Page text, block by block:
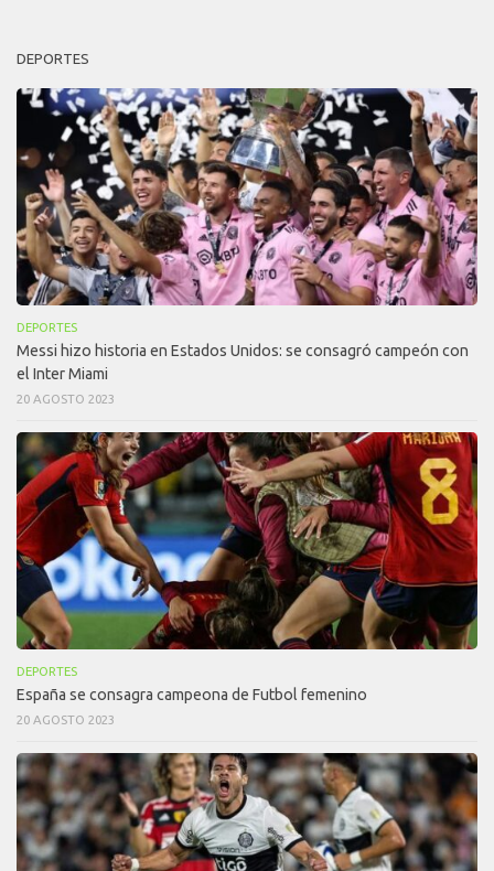
DEPORTES
DEPORTES
Messi hizo historia en Estados Unidos: se consagró campeón con
el Inter Miami
20 AGOSTO 2023
DEPORTES
España se consagra campeona de Futbol femenino
20 AGOSTO 2023